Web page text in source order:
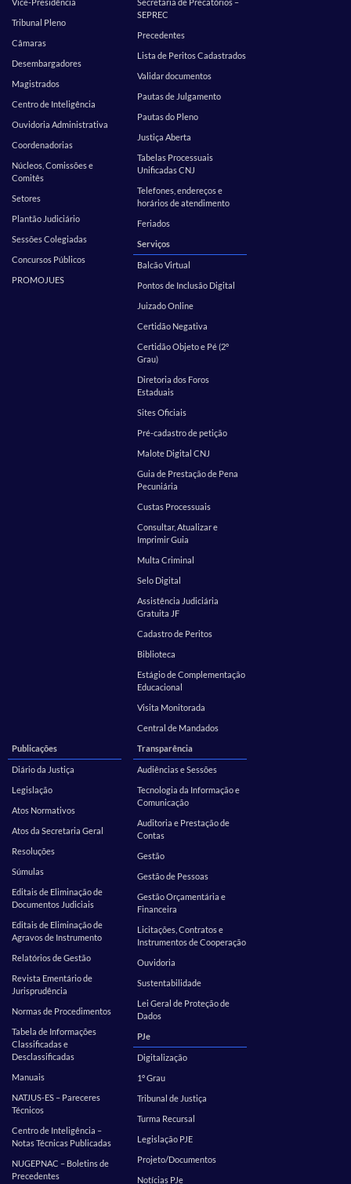
Tribunal Pleno
Câmaras
Desembargadores
Magistrados
Centro de Inteligência
Ouvidoria Administrativa
Coordenadorias
Núcleos, Comissões e
Comitês
Setores
Plantão Judiciário
Sessões Colegiadas
Concursos Públicos
PROMOJUES
SEPREC
Precedentes
Lista de Peritos Cadastrados
Validar documentos
Pautas de Julgamento
Pautas do Pleno
Justiça Aberta
Tabelas Processuais
Unificadas CNJ
Telefones, endereços e
horários de atendimento
Feriados
Serviços
Balcão Virtual
Pontos de Inclusão Digital
Juizado Online
Certidão Negativa
Certidão Objeto e Pé (2º
Grau)
Diretoria dos Foros
Estaduais
Sites Oficiais
Pré-cadastro de petição
Malote Digital CNJ
Guia de Prestação de Pena
Pecuniária
Custas Processuais
Consultar, Atualizar e
Imprimir Guia
Multa Criminal
Selo Digital
Assistência Judiciária
Gratuita JF
Cadastro de Peritos
Biblioteca
Estágio de Complementação
Educacional
Visita Monitorada
Central de Mandados
Publicações
Diário da Justiça
Legislação
Atos Normativos
Atos da Secretaria Geral
Resoluções
Súmulas
Editais de Eliminação de
Documentos Judiciais
Editais de Eliminação de
Agravos de Instrumento
Relatórios de Gestão
Revista Ementário de
Jurisprudência
Normas de Procedimentos
Tabela de Informações
Classificadas e
Desclassificadas
Manuais
NATJUS-ES – Pareceres
Técnicos
Centro de Inteligência –
Notas Técnicas Publicadas
NUGEPNAC – Boletins de
Precedentes
Transparência
Audiências e Sessões
Tecnologia da Informação e
Comunicação
Auditoria e Prestação de
Contas
Gestão
Gestão de Pessoas
Gestão Orçamentária e
Financeira
Licitações, Contratos e
Instrumentos de Cooperação
Ouvidoria
Sustentabilidade
Lei Geral de Proteção de
Dados
PJe
Digitalização
1º Grau
Tribunal de Justiça
Turma Recursal
Legislação PJE
Projeto/Documentos
Notícias PJe